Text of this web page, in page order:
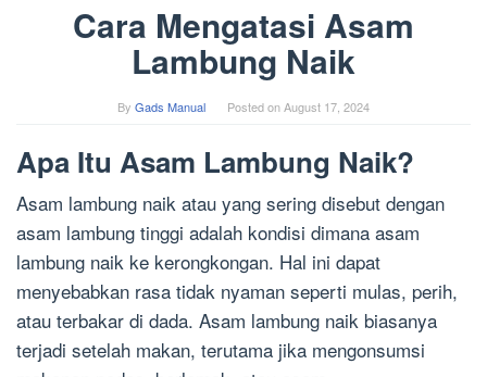
Cara Mengatasi Asam
Lambung Naik
By Gads Manual Posted onAugust 17, 2024
Apa Itu Asam Lambung Naik?
Asam lambung naik atau yang sering disebut dengan
asam lambung tinggi adalah kondisi dimana asam
lambung naik ke kerongkongan. Hal ini dapat
menyebabkan rasa tidak nyaman seperti mulas, perih,
atau terbakar di dada. Asam lambung naik biasanya
terjadi setelah makan, terutama jika mengonsumsi